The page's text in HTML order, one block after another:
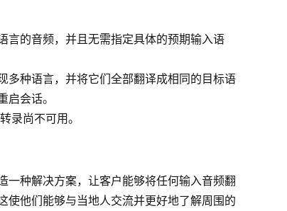
言的音频，并且无需指定具体的预期输入语
多种语言，并将它们全部翻译成相同的目标语
会话。
录尚不可用。
一种解决方案，让客户能够将任何输入音频翻
使他们能够与当地人交流并更好地了解周围的